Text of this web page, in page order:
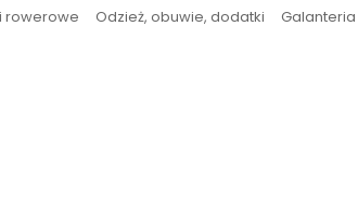
rowerowe Odzież, obuwie, dodatki